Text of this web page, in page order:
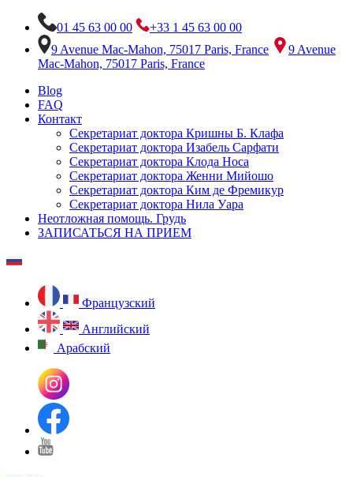
01 45 63 00 00
+33 1 45 63 00 00
9 Avenue Mac-Mahon, 75017 Paris, France
9 Avenue
Mac-Mahon, 75017 Paris, France
Blog
FAQ
Контакт
Секретариат доктора Кришны Б. Клафа
Секретариат доктора Изабель Сарфати
Секретариат доктора Клода Носа
Секретариат доктора Женни Мийошо
Секретариат доктора Ким де Фремикур
Секретариат доктора Нила Уара
Неотложная помощь. Грудь
ЗАПИСАТЬСЯ НА ПРИЕМ
Французский
Английский
Арабский